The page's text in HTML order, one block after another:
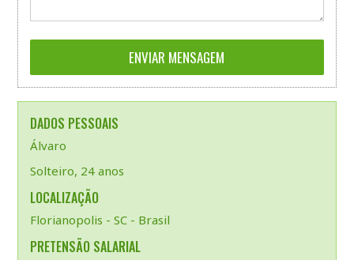
DADOS PESSOAIS
Álvaro
Solteiro, 24 anos
LOCALIZAÇÃO
Florianopolis - SC - Brasil
PRETENSÃO SALARIAL